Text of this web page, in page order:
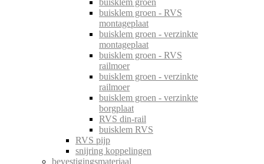
buisklem groen - RVS
montageplaat
buisklem groen - verzinkte
montageplaat
buisklem groen - RVS
railmoer
buisklem groen - verzinkte
railmoer
buisklem groen - verzinkte
borgplaat
RVS din-rail
buisklem RVS
RVS pijp
snijring koppelingen
bevestigingsmateriaal